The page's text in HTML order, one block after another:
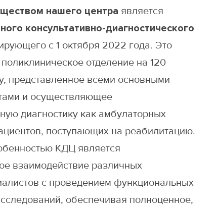
нашего центра является
консультативно-диагностического
с 1 октября 2022 года. Это
отделение на 120
представленное всеми основными
и осуществляющее
диагностику как амбулаторных
поступающих на реабилитацию.
КДЦ является
взаимодействие различных
с проведением функциональных
обеспечивая полноценное,